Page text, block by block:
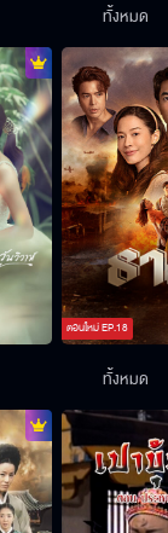
ตอนใหม่EP.18
ทั้งหมด
ทั้งหมด